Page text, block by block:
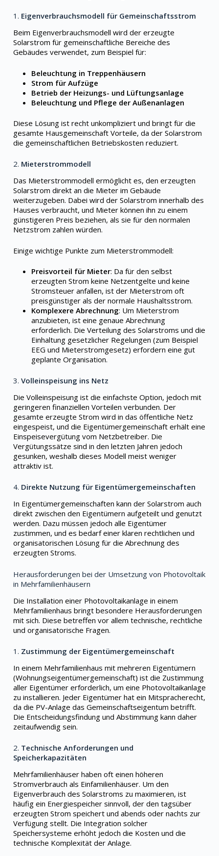
1. Eigenverbrauchsmodell für Gemeinschaftsstrom
Beim Eigenverbrauchsmodell wird der erzeugte
Solarstrom für gemeinschaftliche Bereiche des
Gebäudes verwendet, zum Beispiel für:
Beleuchtung in Treppenhäusern
Strom für Aufzüge
Betrieb der Heizungs- und Lüftungsanlage
Beleuchtung und Pflege der Außenanlagen
Diese Lösung ist recht unkompliziert und bringt für die
gesamte Hausgemeinschaft Vorteile, da der Solarstrom
die gemeinschaftlichen Betriebskosten reduziert.
2. Mieterstrommodell
Das Mieterstrommodell ermöglicht es, den erzeugten
Solarstrom direkt an die Mieter im Gebäude
weiterzugeben. Dabei wird der Solarstrom innerhalb des
Hauses verbraucht, und Mieter können ihn zu einem
günstigeren Preis beziehen, als sie für den normalen
Netzstrom zahlen würden.
Einige wichtige Punkte zum Mieterstrommodell:
Preisvorteil für Mieter: Da für den selbst
erzeugten Strom keine Netzentgelte und keine
Stromsteuer anfallen, ist der Mieterstrom oft
preisgünstiger als der normale Haushaltsstrom.
Komplexere Abrechnung: Um Mieterstrom
anzubieten, ist eine genaue Abrechnung
erforderlich. Die Verteilung des Solarstroms und die
Einhaltung gesetzlicher Regelungen (zum Beispiel
EEG und Mieterstromgesetz) erfordern eine gut
geplante Organisation.
3. Volleinspeisung ins Netz
Die Volleinspeisung ist die einfachste Option, jedoch mit
geringeren finanziellen Vorteilen verbunden. Der
gesamte erzeugte Strom wird in das öffentliche Netz
eingespeist, und die Eigentümergemeinschaft erhält eine
Einspeisevergütung vom Netzbetreiber. Die
Vergütungssätze sind in den letzten Jahren jedoch
gesunken, weshalb dieses Modell meist weniger
attraktiv ist.
4. Direkte Nutzung für Eigentümergemeinschaften
In Eigentümergemeinschaften kann der Solarstrom auch
direkt zwischen den Eigentümern aufgeteilt und genutzt
werden. Dazu müssen jedoch alle Eigentümer
zustimmen, und es bedarf einer klaren rechtlichen und
organisatorischen Lösung für die Abrechnung des
erzeugten Stroms.
Herausforderungen bei der Umsetzung von Photovoltaik
in Mehrfamilienhäusern
Die Installation einer Photovoltaikanlage in einem
Mehrfamilienhaus bringt besondere Herausforderungen
mit sich. Diese betreffen vor allem technische, rechtliche
und organisatorische Fragen.
1. Zustimmung der Eigentümergemeinschaft
In einem Mehrfamilienhaus mit mehreren Eigentümern
(Wohnungseigentümergemeinschaft) ist die Zustimmung
aller Eigentümer erforderlich, um eine Photovoltaikanlage
zu installieren. Jeder Eigentümer hat ein Mitspracherecht,
da die PV-Anlage das Gemeinschaftseigentum betrifft.
Die Entscheidungsfindung und Abstimmung kann daher
zeitaufwendig sein.
2. Technische Anforderungen und
Speicherkapazitäten
Mehrfamilienhäuser haben oft einen höheren
Stromverbrauch als Einfamilienhäuser. Um den
Eigenverbrauch des Solarstroms zu maximieren, ist
häufig ein Energiespeicher sinnvoll, der den tagsüber
erzeugten Strom speichert und abends oder nachts zur
Verfügung stellt. Die Integration solcher
Speichersysteme erhöht jedoch die Kosten und die
technische Komplexität der Anlage.